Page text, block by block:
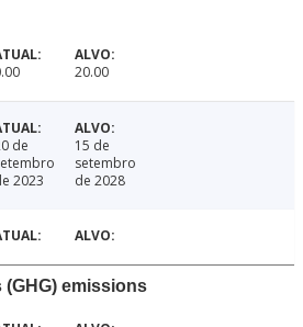
20.00
de
2023
15 de
setembro
de 2028
(GHG) emissions